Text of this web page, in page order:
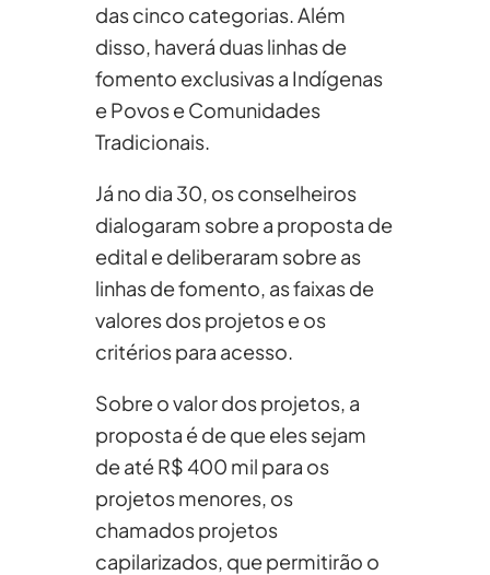
das cinco categorias. Além
disso, haverá duas linhas de
fomento exclusivas a Indígenas
e Povos e Comunidades
Tradicionais.
Já no dia 30, os conselheiros
dialogaram sobre a proposta de
edital e deliberaram sobre as
linhas de fomento, as faixas de
valores dos projetos e os
critérios para acesso.
Sobre o valor dos projetos, a
proposta é de que eles sejam
de até R$ 400 mil para os
projetos menores, os
chamados projetos
capilarizados, que permitirão o